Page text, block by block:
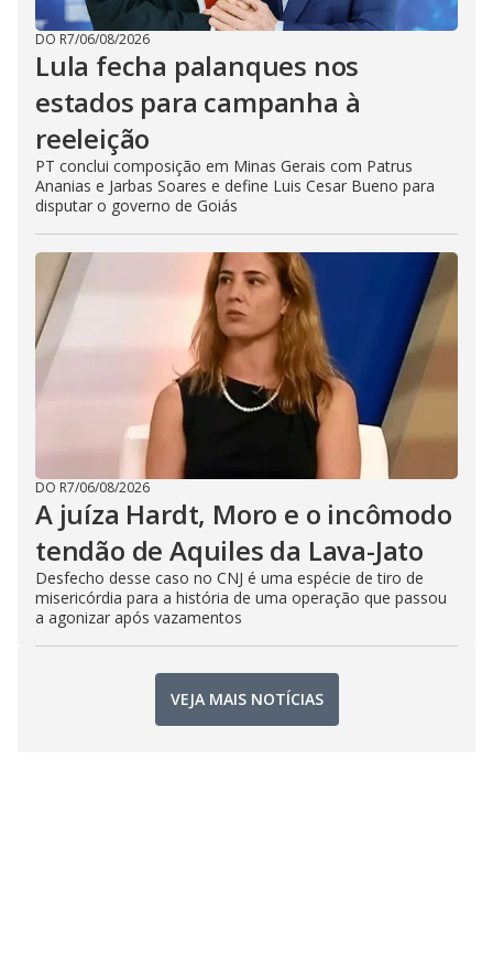
DO R7/06/08/2026
Lula fecha palanques nos
estados para campanha à
reeleição
PT conclui composição em Minas Gerais com Patrus
Ananias e Jarbas Soares e define Luis Cesar Bueno para
disputar o governo de Goiás
DO R7/06/08/2026
A juíza Hardt, Moro e o incômodo
tendão de Aquiles da Lava-Jato
Desfecho desse caso no CNJ é uma espécie de tiro de
misericórdia para a história de uma operação que passou
a agonizar após vazamentos
VEJA MAIS NOTÍCIAS